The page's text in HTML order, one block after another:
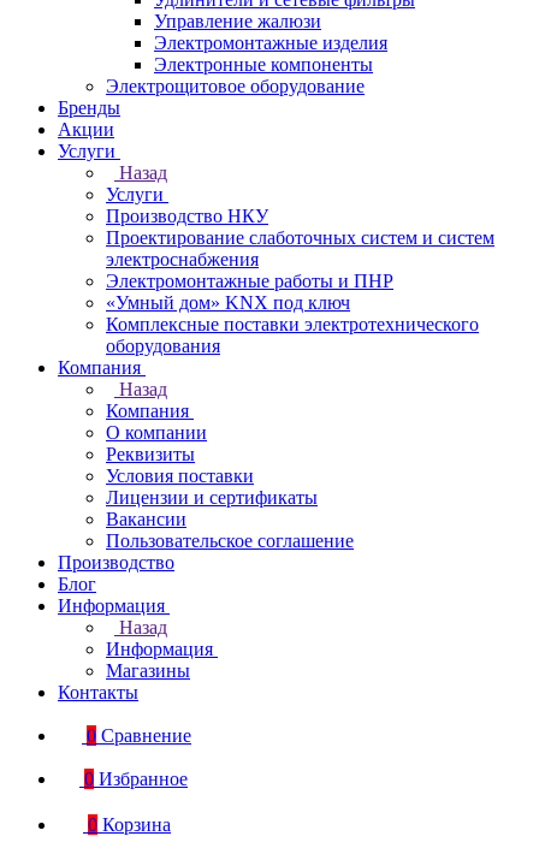
Управление жалюзи
Электромонтажные изделия
Электронные компоненты
Электрощитовое оборудование
Бренды
Акции
Услуги
Назад
Услуги
Производство НКУ
Проектирование слаботочных систем и систем
электроснабжения
Электромонтажные работы и ПНР
«Умный дом» KNX под ключ
Комплексные поставки электротехнического
оборудования
Компания
Назад
Компания
О компании
Реквизиты
Условия поставки
Лицензии и сертификаты
Вакансии
Пользовательское соглашение
Производство
Блог
Информация
Назад
Информация
Магазины
Контакты
0 Сравнение
0 Избранное
0 Корзина